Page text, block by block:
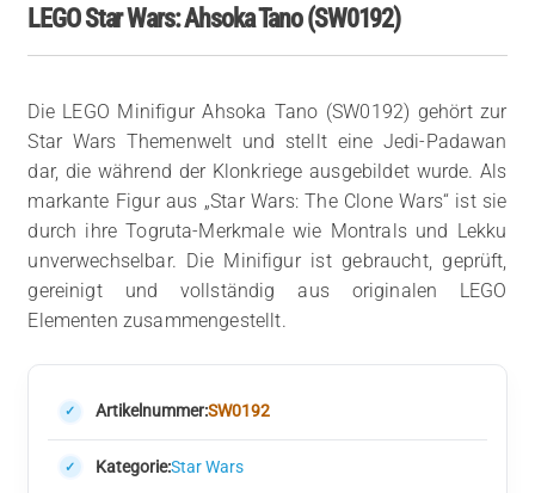
LEGO Star Wars: Ahsoka Tano (SW0192)
Die LEGO Minifigur Ahsoka Tano (SW0192) gehört zur
Star Wars Themenwelt und stellt eine Jedi-Padawan
dar, die während der Klonkriege ausgebildet wurde. Als
markante Figur aus „Star Wars: The Clone Wars“ ist sie
durch ihre Togruta-Merkmale wie Montrals und Lekku
unverwechselbar. Die Minifigur ist gebraucht, geprüft,
gereinigt und vollständig aus originalen LEGO
Elementen zusammengestellt.
Artikelnummer:SW0192
Kategorie:Star Wars